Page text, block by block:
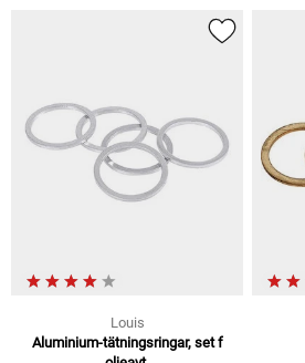
Louis
Aluminium-tätningsringar, set f